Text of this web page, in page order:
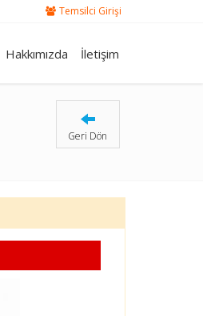
Temsilci Girişi
Hakkımızda İletişim
Geri Dön